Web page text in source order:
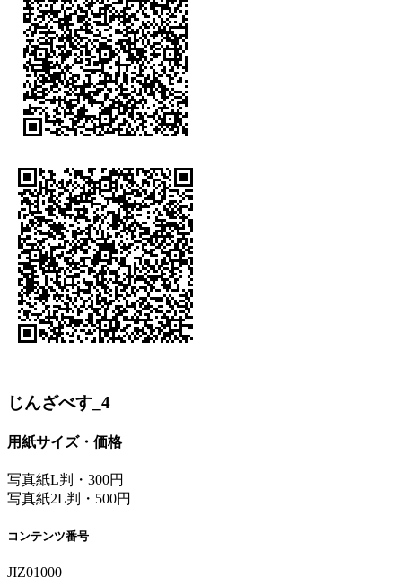
じんざべす_4
用紙サイズ・価格
写真紙L判・300円
写真紙2L判・500円
コンテンツ番号
JIZ01000